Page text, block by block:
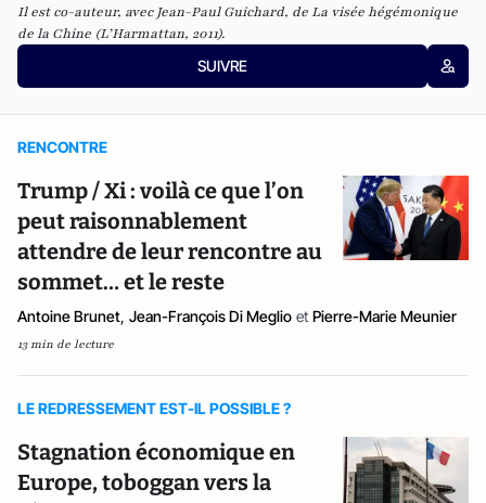
Il est co-auteur, avec Jean-Paul Guichard, deLa visée hégémonique
de la Chine (L’Harmattan, 2011).
SUIVRE
RENCONTRE
Trump / Xi : voilà ce que l’on
peut raisonnablement
attendre de leur rencontre au
sommet… et le reste
Antoine Brunet, Jean-François Di Meglio et Pierre-Marie Meunier
13 min de lecture
LE REDRESSEMENT EST-IL POSSIBLE ?
Stagnation économique en
Europe, toboggan vers la